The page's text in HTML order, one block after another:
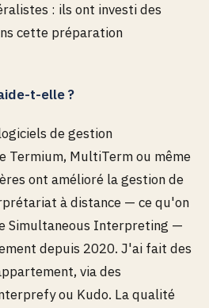
: ils ont investi des
cette préparation
t-elle ?
de gestion
Termium, MultiTerm ou même
ont amélioré la gestion de
à distance — ce qu'on
Simultaneous Interpreting —
depuis 2020. J'ai fait des
via des
ou Kudo. La qualité